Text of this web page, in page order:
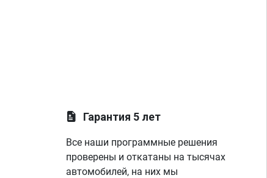
Гарантия 5 лет
Все наши программные решения
проверены и откатаны на тысячах
автомобилей, на них мы